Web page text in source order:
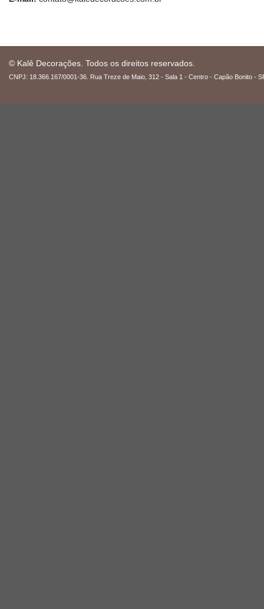
© Kalê Decorações. Todos os direitos reservados.
CNPJ: 18.366.167/0001-36. Rua Treze de Maio, 312 - Sala 1 - Centro - Capão Bonito -